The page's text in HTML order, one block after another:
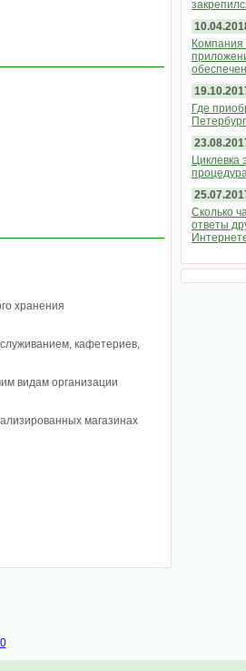
хранения
кафетериев,
видам организации
магазинах
Компания
Где
Циклевка
Сколько
ответы